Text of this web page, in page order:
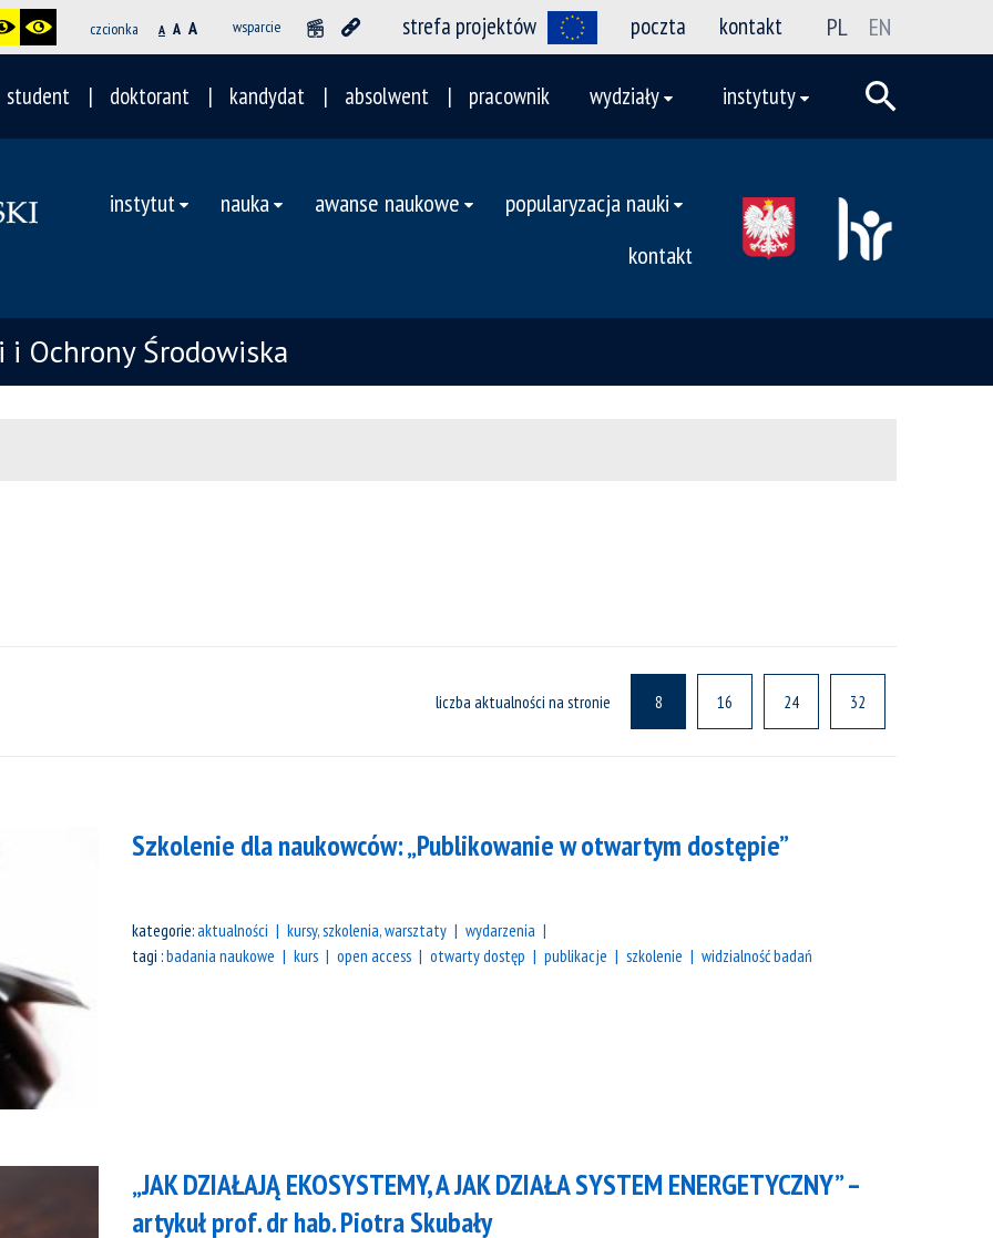
czcionka A A A wsparcie strefa projektów poczta kontakt PL EN
student doktorant kandydat absolwent pracownik wydziały instytuty
instytut nauka awanse naukowe
popularyzacja nauki
kontakt
Ochrony Środowiska
liczba aktualności na stronie 8 16 24 32
Szkolenie dla naukowców: „Publikowanie w otwartym dostępie”
kategorie:aktualności kursy, szkolenia, warsztaty
wydarzenia
tagi :badania naukowe kurs open access otwarty dostęp publikacje szkolenie widzialność badań
„JAK DZIAŁAJĄ EKOSYSTEMY, A JAK DZIAŁA SYSTEM ENERGETYCZNY” –
artykuł prof. dr hab. Piotra Skubały